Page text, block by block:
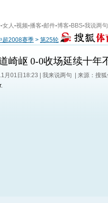
-女人-视频-播客-邮件-博客-BBS-我说两句
超2008赛季 > 第25轮
崎岖 0-0收场延续十年
月01日18:23 | 我来说两句
| 来源：搜